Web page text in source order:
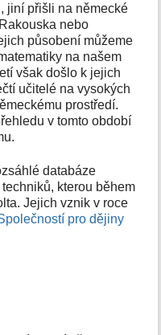
jiní přišli na německé
nebo
působení můžeme
na našem
však došlo k jejich
učitelé na vysokých
prostředí.
v tomto období
databáze
kterou během
Jejich vznik v roce
pro dějiny